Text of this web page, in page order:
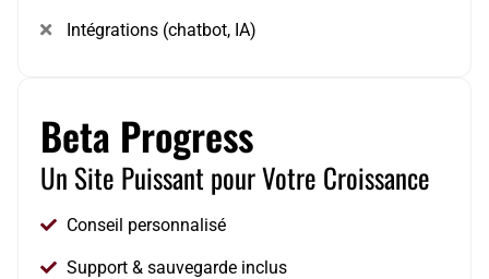
Intégrations (chatbot, IA)
Beta Progress
Un Site Puissant pour Votre Croissance
Conseil personnalisé
Support & sauvegarde inclus